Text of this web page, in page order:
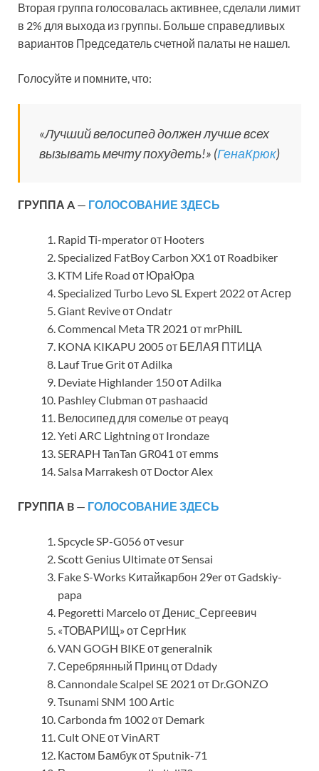
Вторая группа голосовалась активнее, сделали лимит
в 2% для выхода из группы. Больше справедливых
вариантов Председатель счетной палаты не нашел.
Голосуйте и помните, что:
«Лучший велосипед должен лучше всех
вызывать мечту похудеть!» (ГенаКрюк)
ГРУППА A — ГОЛОСОВАНИЕ ЗДЕСЬ
Rapid Ti-mperator от Hooters
Specialized FatBoy Carbon XX1 от Roadbiker
KTM Life Road от ЮраЮра
Specialized Turbo Levo SL Expert 2022 от Асгер
Giant Revive от Ondatr
Commencal Meta TR 2021 от mrPhilL
KONA KIKAPU 2005 от БЕЛАЯ ПТИЦА
Lauf True Grit от Adilka
Deviate Highlander 150 от Adilka
Pashley Clubman от pashaacid
Велосипед для сомелье от peayq
Yeti ARC Lightning от Irondaze
SERAPH TanTan GR041 от emms
Salsa Marrakesh от Doctor Alex
ГРУППА B — ГОЛОСОВАНИЕ ЗДЕСЬ
Spcycle SP-G056 от vesur
Scott Genius Ultimate от Sensai
Fake S-Works Kитайкарбон 29er от Gadskiy-
papa
Pegoretti Marcelo от Денис_Сергеевич
«ТОВАРИЩ» от СергНик
VAN GOGH BIKE от generalnik
Серебрянный Принц от Ddady
Cannondale Scalpel SE 2021 от Dr.GONZO
Tsunami SNM 100 Artic
Carbonda fm 1002 от Demark
Cult ONE от VinART
Кастом Бамбук от Sputnik-71